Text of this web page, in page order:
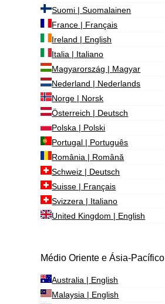
Suomi | Suomalainen
France | Français
Ireland | English
Italia | Italiano
Magyarország | Magyar
Nederland | Nederlands
Norge | Norsk
Österreich | Deutsch
Polska | Polski
Portugal | Português
România | Română
Schweiz | Deutsch
Suisse | Français
Svizzera | Italiano
United Kingdom | English
Médio Oriente e Ásia-Pacífico
Australia | English
Malaysia | English